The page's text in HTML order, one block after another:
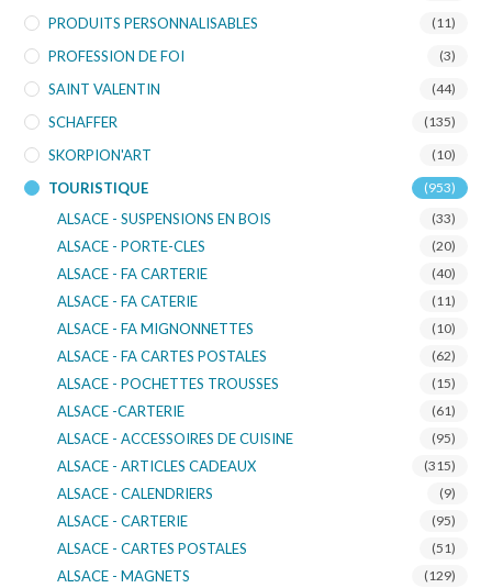
PRODUITS PERSONNALISABLES (11)
PROFESSION DE FOI (3)
SAINT VALENTIN (44)
SCHAFFER (135)
SKORPION'ART (10)
TOURISTIQUE (953)
ALSACE - SUSPENSIONS EN BOIS (33)
ALSACE - PORTE-CLES (20)
ALSACE - FA CARTERIE (40)
ALSACE - FA CATERIE (11)
ALSACE - FA MIGNONNETTES (10)
ALSACE - FA CARTES POSTALES (62)
ALSACE - POCHETTES TROUSSES (15)
ALSACE -CARTERIE (61)
ALSACE - ACCESSOIRES DE CUISINE (95)
ALSACE - ARTICLES CADEAUX (315)
ALSACE - CALENDRIERS (9)
ALSACE - CARTERIE (95)
ALSACE - CARTES POSTALES (51)
ALSACE - MAGNETS (129)